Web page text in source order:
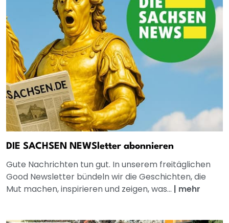
DIE SACHSEN NEWSletter abonnieren
Gute Nachrichten tun gut. In unserem freitäglichen
Good Newsletter bündeln wir die Geschichten, die
Mut machen, inspirieren und zeigen, was... | mehr